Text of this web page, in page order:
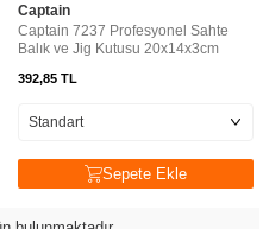
Captain
Captain 7237 Profesyonel Sahte
Balık ve Jig Kutusu 20x14x3cm
392,85 TL
Sepete Ekle